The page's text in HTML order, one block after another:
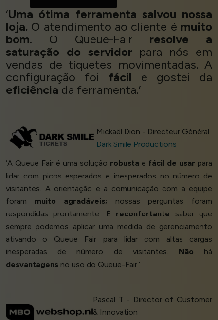
‘Uma ótima ferramenta salvou nossa
loja. O atendimento ao cliente é muito
bom. O Queue-Fair resolve a
saturação do servidorpara nós em
vendas de tíquetes movimentadas. A
configuração foi fácil e gostei da
eficiência da ferramenta.’
Mickaël Dion - Directeur Général
Dark Smile Productions
‘A Queue Fair é uma solução robusta e fácil de usar para
lidar com picos esperados e inesperados no número de
visitantes. A orientação e a comunicação com a equipe
foram muito agradáveis; nossas perguntas foram
respondidas prontamente. É reconfortante saber que
sempre podemos aplicar uma medida de gerenciamento
ativando o Queue Fair para lidar com altas cargas
inesperadas de número de visitantes. Não há
desvantagens no uso do Queue-Fair.’
Pascal T - Director of Customer
& Innovation